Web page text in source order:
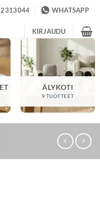
WHATSAPP
KIRJAUDU
ÄLYKOTI
9 TUOTTEET